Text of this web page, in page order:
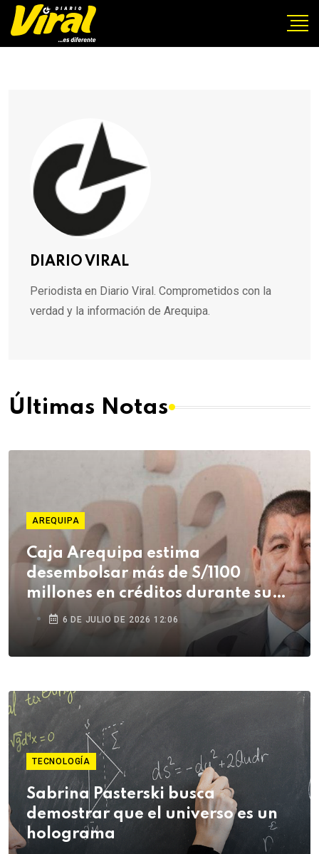
DIARIO VIRAL
Periodista en Diario Viral. Comprometidos con la
verdad y la información de Arequipa.
Últimas Notas
AREQUIPA
Caja Arequipa estima
desembolsar más de S/1100
millones en créditos durante su
campaña de Fiestas Patrias
6 DE JULIO DE 2026 12:06
TECNOLOGÍA
Sabrina Pasterski busca
demostrar que el universo es un
holograma